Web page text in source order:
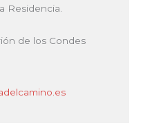
Residencia.
de los Condes